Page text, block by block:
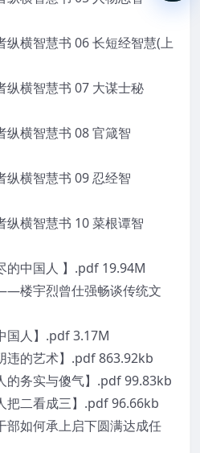
纵横智慧书 06 长短经智慧(上
纵横智慧书 07 大谋士秘
纵横智慧书 08 官箴智
纵横智慧书 09 忍经智
纵横智慧书 10 菜根谭智
的中国人 】.pdf 19.94M
楼宇烈曾仕强畅谈传统文
国人】.pdf 3.17M
违的艺术】.pdf 863.92kb
的务实与傻气】.pdf 99.83kb
把二看成三】.pdf 96.66kb
部如何承上启下圆满达成任